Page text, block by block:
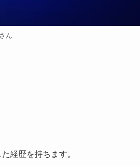
ん
経歴を持ちます。